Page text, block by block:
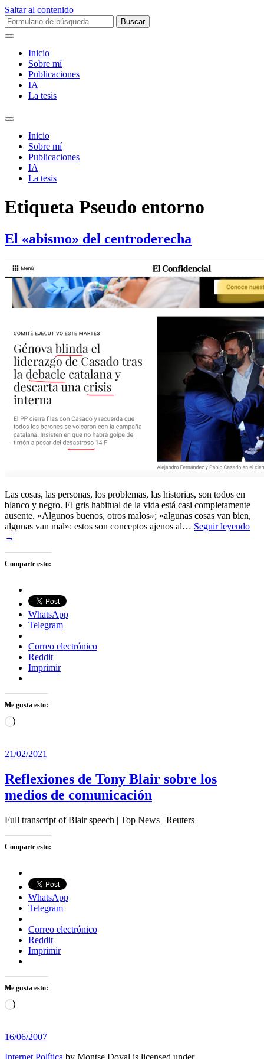
Saltar al contenido
Buscar:
Inicio
Sobre mí­
Publicaciones
IA
La tesis
Alternar
campo
búsqueda
Inicio
Sobre mí­
Publicaciones
IA
La tesis
Etiqueta Pseudo entorno
El «abismo» del centroderecha
Las cosas, las personas, los problemas, las historias, son todos en
blanco y negro. El gris habitual de la vida está casi completamente
ausente. «Algunos buenos, otros malos»; «algunas cosas van bien,
algunas van mal»: estos son conceptos ajenos al… Seguir leyendo
→
Comparte esto:
WhatsApp
Telegram
Correo electrónico
Reddit
Imprimir
Me gusta esto:
Cargando...
21/02/2021
Reflexiones de Tony Blair sobre los
medios de comunicación
Full transcript of Blair speech | Top News | Reuters
Comparte esto:
WhatsApp
Telegram
Correo electrónico
Reddit
Imprimir
Me gusta esto:
Cargando...
16/06/2007
Internet Política by Montse Doval is licensed under